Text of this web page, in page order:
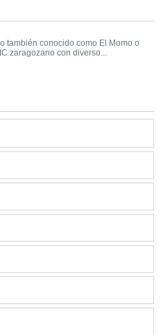
también conocido como El Momo o
zaragozano con diverso...